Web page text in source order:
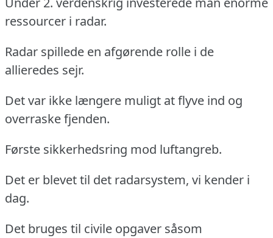
ressourcer i radar.
Radar spillede en afgørende rolle i de
allieredes sejr.
Det var ikke længere muligt at flyve ind og
overraske fjenden.
Første sikkerhedsring mod luftangreb.
Det er blevet til det radarsystem, vi kender i
dag.
Det bruges til civile opgaver såsom